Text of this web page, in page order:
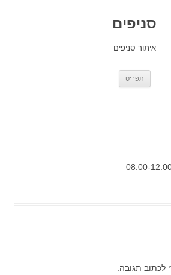
סניפים
איתור סניפים
תפריט
לכתוב תגובה.